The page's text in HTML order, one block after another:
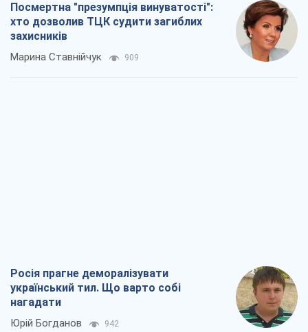
Посмертна "презумпція винуватості":
хто дозволив ТЦК судити загиблих
захисників
Марина Ставнійчук 909
Росія прагне деморалізувати
український тил. Що варто собі
нагадати
Юрій Богданов 942